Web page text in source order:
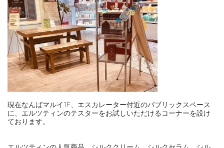
現在なんばマルイ1F、エスカレーター付近のパブリックスペース
に、エルツティンのテスターをお試しいただけるコーナーを設け
ております。